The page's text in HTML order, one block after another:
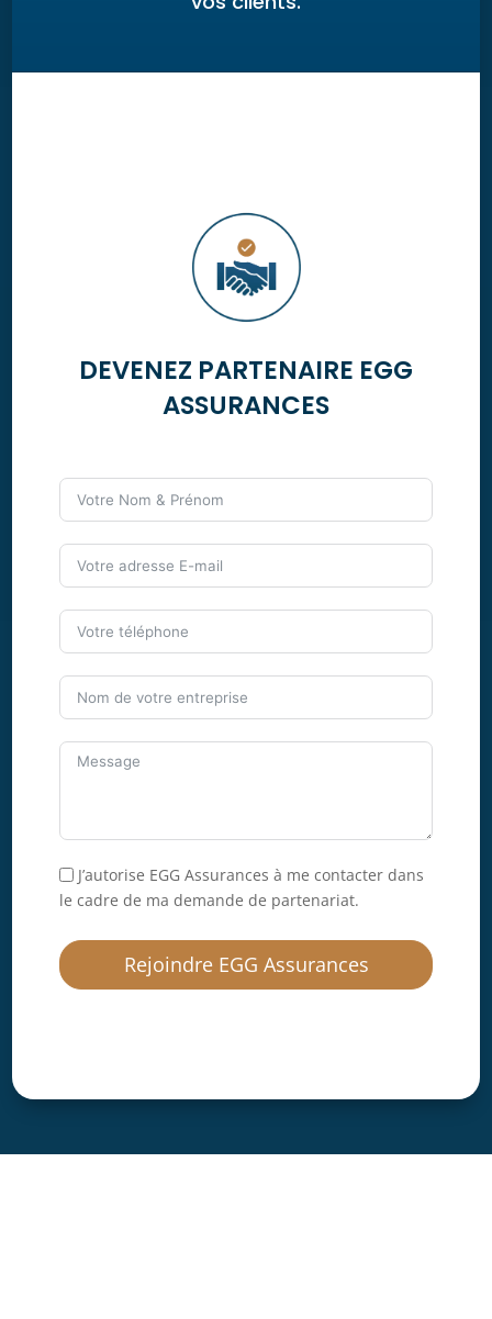
DEVENEZ PARTENAIRE EGG
ASSURANCES
J’autorise EGG Assurances à me contacter dans
le cadre de ma demande de partenariat.
Rejoindre EGG Assurances